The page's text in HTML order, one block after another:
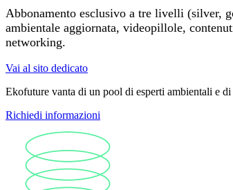
Abbonamento esclusivo a tre livelli (silver,
ambientale aggiornata, videopillole,
networking.
Vai al sito dedicato
Ekofuture vanta di un pool di esperti ambientali e
Richiedi informazioni